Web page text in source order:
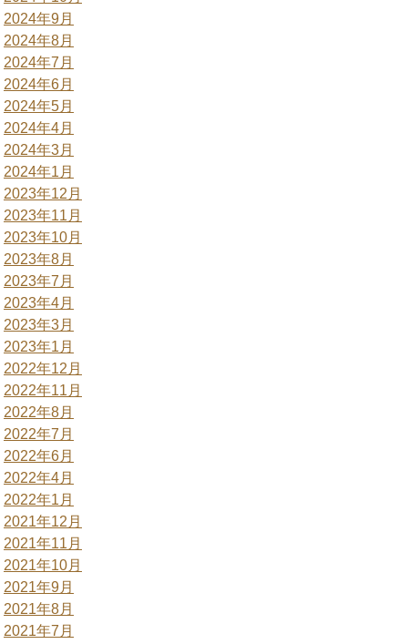
2024年9月
2024年8月
2024年7月
2024年6月
2024年5月
2024年4月
2024年3月
2024年1月
2023年12月
2023年11月
2023年10月
2023年8月
2023年7月
2023年4月
2023年3月
2023年1月
2022年12月
2022年11月
2022年8月
2022年7月
2022年6月
2022年4月
2022年1月
2021年12月
2021年11月
2021年10月
2021年9月
2021年8月
2021年7月